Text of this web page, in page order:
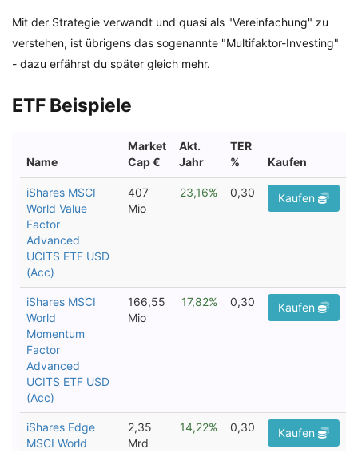
Mit der Strategie verwandt und quasi als "Vereinfachung" zu
verstehen, ist übrigens das sogenannte "Multifaktor-Investing"
- dazu erfährst du später gleich mehr.
ETF Beispiele